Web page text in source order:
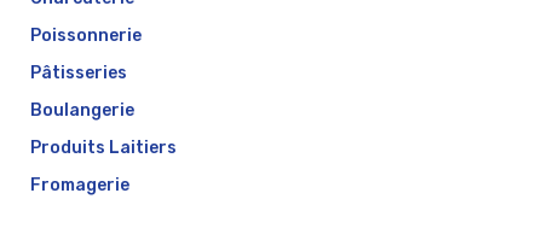
Poissonnerie
Pâtisseries
Boulangerie
Produits Laitiers
Fromagerie